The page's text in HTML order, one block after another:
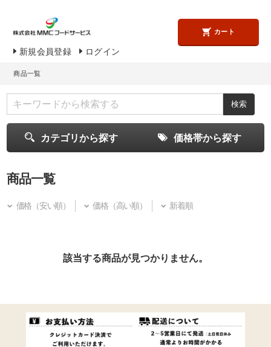
カート
新規会員登録 ログイン
商品一覧
カテゴリから探す 価格帯から探す
商品一覧
価格（安い順） 価格（高い順） 新着順
該当する商品が見つかりません。